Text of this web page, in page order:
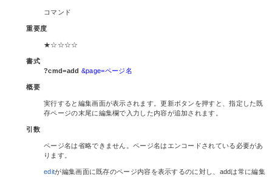
コマンド
重要度
★☆☆☆☆
書式
?cmd=add &page=ページ名
概要
実行すると編集画面が表示されます。更新ボタンを押すと、指定した既
存ページの末尾に編集欄で入力した内容が追加されます。
引数
ページ名は省略できません。ページ名はエンコードされている必要があ
ります。
editが編集画面に既存のページ内容を表示するのに対し、addは常に編集